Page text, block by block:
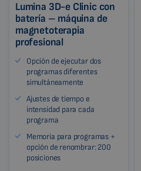
Lumina 3D-e Clinic con
batería – máquina de
magnetoterapia
profesional
Opción de ejecutar dos
programas diferentes
simultáneamente
Ajustes de tiempo e
intensidad para cada
programa
Memoria para programas +
opción de renombrar: 200
posiciones